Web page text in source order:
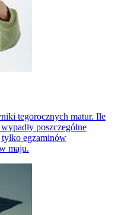
tegorocznych matur. Ile
poszczególne
tylko egzaminów
maju.